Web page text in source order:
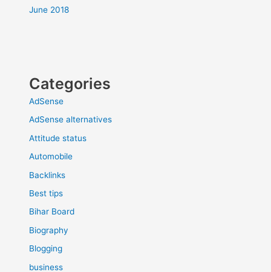
June 2018
Categories
AdSense
AdSense alternatives
Attitude status
Automobile
Backlinks
Best tips
Bihar Board
Biography
Blogging
business